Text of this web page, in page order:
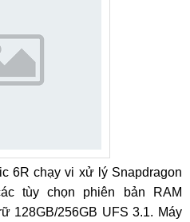
6R chạy vi xử lý Snapdragon
tùy chọn phiên bản RAM
128GB/256GB UFS 3.1. Máy